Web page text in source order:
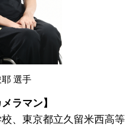
選手
ラマン】
、東京都立久留米西高等